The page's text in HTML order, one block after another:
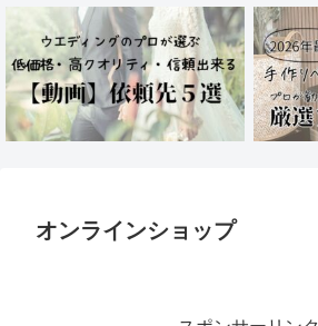
オンラインショップ